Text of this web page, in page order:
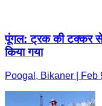
पूंगल: ट्रक की टक्कर से
किया गया
Poogal, Bikaner | Feb